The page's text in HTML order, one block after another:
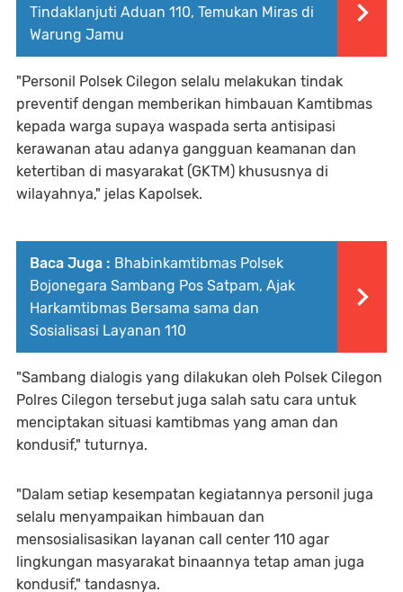
Tindaklanjuti Aduan 110, Temukan Miras di
Warung Jamu
"Personil Polsek Cilegon selalu melakukan tindak
preventif dengan memberikan himbauan Kamtibmas
kepada warga supaya waspada serta antisipasi
kerawanan atau adanya gangguan keamanan dan
ketertiban di masyarakat (GKTM) khususnya di
wilayahnya," jelas Kapolsek.
Baca Juga : Bhabinkamtibmas Polsek
Bojonegara Sambang Pos Satpam, Ajak
Harkamtibmas Bersama sama dan
Sosialisasi Layanan 110
"Sambang dialogis yang dilakukan oleh Polsek Cilegon
Polres Cilegon tersebut juga salah satu cara untuk
menciptakan situasi kamtibmas yang aman dan
kondusif," tuturnya.
"Dalam setiap kesempatan kegiatannya personil juga
selalu menyampaikan himbauan dan
mensosialisasikan layanan call center 110 agar
lingkungan masyarakat binaannya tetap aman juga
kondusif," tandasnya.